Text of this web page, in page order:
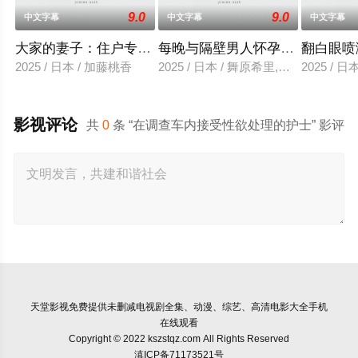
中文字幕 9.0
大家的妻子：住户专用洞口
2025 / 日本 / 加藤桃香
中文字幕 9.0
每晚与隔壁男人怀孕性爱
2025 / 日本 / 舞原希里,佐川金二
中文字幕
翻白眼
2025 / 日
共0 条 “在调查车内接受性欲处理的护士” 影评
影视评论
天堂影视免费提供未删减电视剧全集、动漫、综艺、高清电影大全手机
在线观看
Copyright © 2022 kszstqz.com All Rights Reserved
滇ICP备71173521号